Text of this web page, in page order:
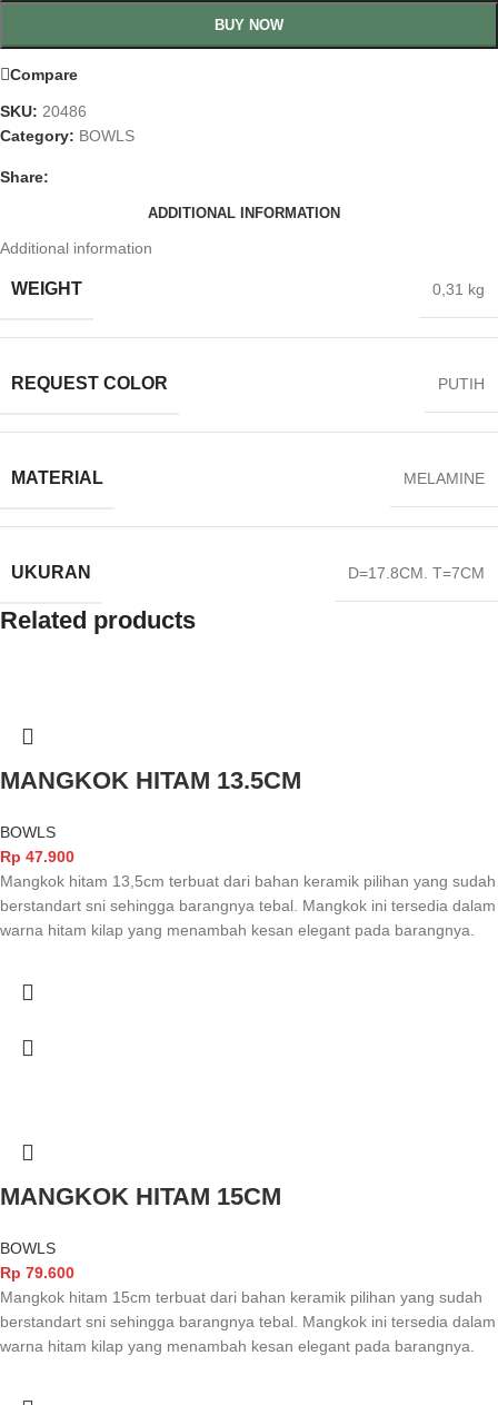
BUY NOW
Compare
SKU: 20486
Category: BOWLS
Share:
ADDITIONAL INFORMATION
Additional information
WEIGHT 0,31 kg
REQUEST COLOR PUTIH
MATERIAL MELAMINE
UKURAN D=17.8CM. T=7CM
Related products
MANGKOK HITAM 13.5CM
BOWLS
Rp 47.900
Mangkok hitam 13,5cm terbuat dari bahan keramik pilihan yang sudah
berstandart sni sehingga barangnya tebal. Mangkok ini tersedia dalam
warna hitam kilap yang menambah kesan elegant pada barangnya.
MANGKOK HITAM 15CM
BOWLS
Rp 79.600
Mangkok hitam 15cm terbuat dari bahan keramik pilihan yang sudah
berstandart sni sehingga barangnya tebal. Mangkok ini tersedia dalam
warna hitam kilap yang menambah kesan elegant pada barangnya.